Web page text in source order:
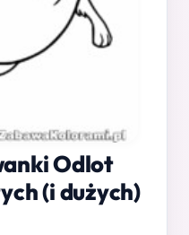
Odlot
(i dużych)